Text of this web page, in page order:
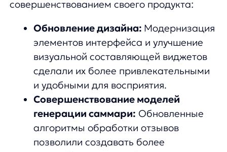
повышая их доверие.
Совместный успех на пути
к здоровому образу жизни
Благодаря сотрудничеству с
Bombbar смог улучшить взаимодействие с
клиентами, предоставив им удобный
инструмент для выбора полезных
продуктов. Это особенно актуально в
преддверии летнего сезона, когда многие
стремятся привести себя в форму и ищут